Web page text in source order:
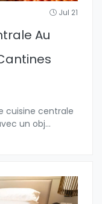
Jul 21
Au
cuisine centrale
un obj...